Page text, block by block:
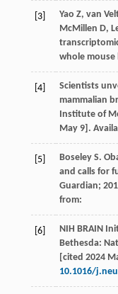
[3] Yao Z, van
McMillen D,
whole mouse
[4]
Scientists
mammalian
Institute of
May 9] .
[5] Boseley S.
and calls for
Guardian;
from:
[6]
NIH BRAIN
Bethesda:
[cited 2024
10.1016/